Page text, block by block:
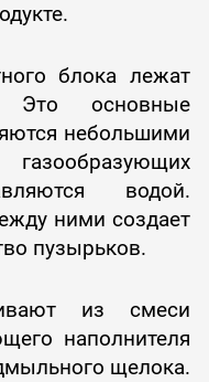
блока лежат
основные
небольшими
водой.
ними создает
пузырьков.
из смеси
наполнителя
щелока.